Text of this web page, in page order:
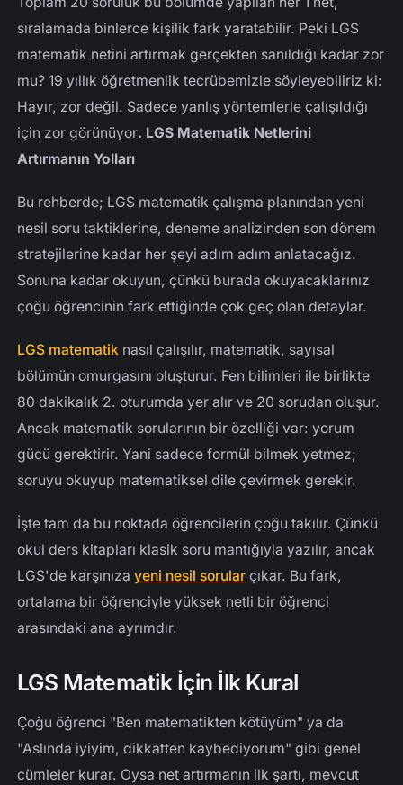
LGS Matematik Netlerini Artırmanın Yolları: Birebir
Destek
Sonuç
sıralamada binlerce kişilik fark yaratabilir. Peki LGS
matematik netini artırmak gerçekten sanıldığı kadar zor
mu? 19 yıllık öğretmenlik tecrübemizle söyleyebiliriz ki:
Hayır, zor değil. Sadece yanlış yöntemlerle çalışıldığı
için zor görünüyor. LGS Matematik Netlerini
Artırmanın Yolları
Bu rehberde; LGS matematik çalışma planından yeni
nesil soru taktiklerine, deneme analizinden son dönem
stratejilerine kadar her şeyi adım adım anlatacağız.
Sonuna kadar okuyun, çünkü burada okuyacaklarınız
çoğu öğrencinin fark ettiğinde çok geç olan detaylar.
LGS matematiknasıl çalışılır, matematik, sayısal
bölümün omurgasını oluşturur. Fen bilimleri ile birlikte
80 dakikalık 2. oturumda yer alır ve 20 sorudan oluşur.
Ancak matematik sorularının bir özelliği var: yorum
gücü gerektirir. Yani sadece formül bilmek yetmez;
soruyu okuyup matematiksel dile çevirmek gerekir.
İşte tam da bu noktada öğrencilerin çoğu takılır. Çünkü
okul ders kitapları klasik soru mantığıyla yazılır, ancak
LGS'de karşınıza yeni nesil sorularçıkar. Bu fark,
ortalama bir öğrenciyle yüksek netli bir öğrenci
arasındaki ana ayrımdır.
LGS Matematik İçin İlk Kural
Çoğu öğrenci "Ben matematikten kötüyüm" ya da
"Aslında iyiyim, dikkatten kaybediyorum" gibi genel
cümleler kurar. Oysa net artırmanın ilk şartı, mevcut